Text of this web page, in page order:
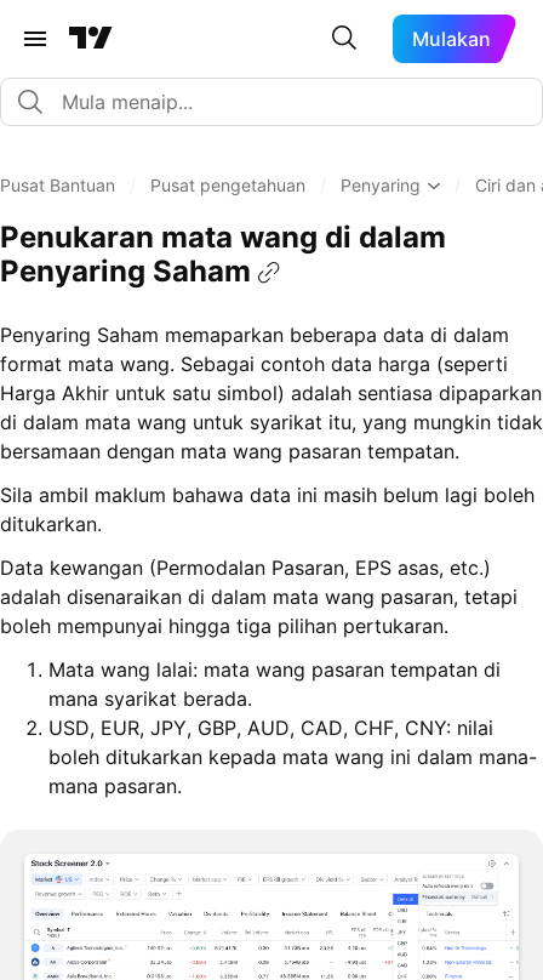
Mulakan
Pusat Bantuan Pusat pengetahuan Penyaring Ciri dan
Penukaran mata wang di dalam
Penyaring Saham
Penyaring Saham memaparkan beberapa data di dalam
format mata wang. Sebagai contoh data harga (seperti
Harga Akhir untuk satu simbol) adalah sentiasa dipaparkan
di dalam mata wang untuk syarikat itu, yang mungkin tidak
bersamaan dengan mata wang pasaran tempatan.
Sila ambil maklum bahawa data ini masih belum lagi boleh
ditukarkan.
Data kewangan (Permodalan Pasaran, EPS asas, etc.)
adalah disenaraikan di dalam mata wang pasaran, tetapi
boleh mempunyai hingga tiga pilihan pertukaran.
Mata wang lalai: mata wang pasaran tempatan di
mana syarikat berada.
USD, EUR, JPY, GBP, AUD, CAD, CHF, CNY: nilai
boleh ditukarkan kepada mata wang ini dalam mana-
mana pasaran.